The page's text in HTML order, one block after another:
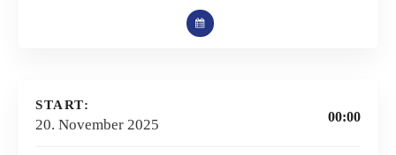
START:
20. November 2025 00:00